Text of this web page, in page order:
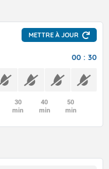
METTRE À JOUR
00 : 30
30
min
40
min
50
min